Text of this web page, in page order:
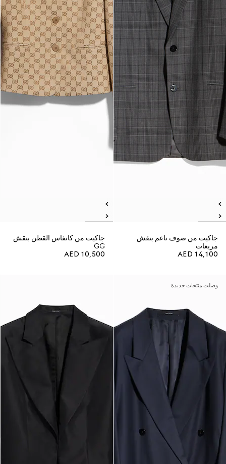
جاكيت من صوف ناعم بنقش
مربعات
AED 14,100
جاكيت من كانفاس القطن بنقش
GG
AED 10,500
وصلت منتجات جديدة